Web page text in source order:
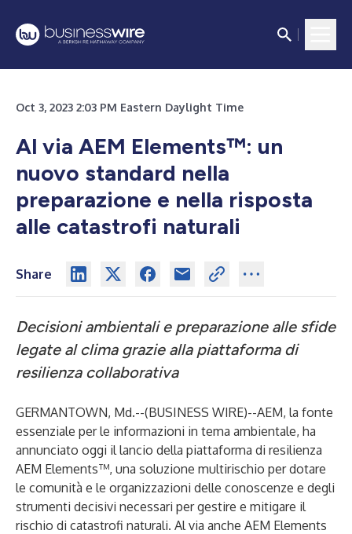
Oct 3, 2023 2:03 PM Eastern Daylight Time
Al via AEM Elements™: un
nuovo standard nella
preparazione e nella risposta
alle catastrofi naturali
Share
Decisioni ambientali e preparazione alle sfide
legate al clima grazie alla piattaforma di
resilienza collaborativa
GERMANTOWN, Md.--(BUSINESS WIRE)--AEM, la fonte
essenziale per le informazioni in tema ambientale, ha
annunciato oggi il lancio della piattaforma di resilienza
AEM Elements™, una soluzione multirischio per dotare
le comunità e le organizzazioni delle conoscenze e degli
strumenti decisivi necessari per gestire e mitigare il
rischio di catastrofi naturali. Al via anche AEM Elements